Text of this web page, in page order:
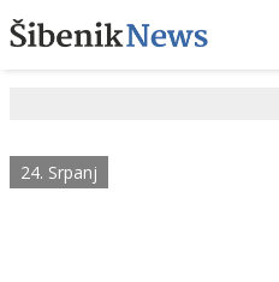
24. Srpanj